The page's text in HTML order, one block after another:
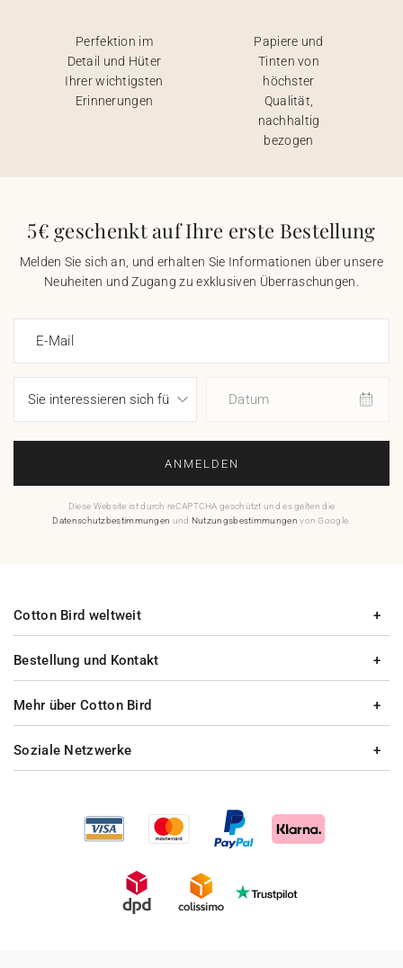
Perfektion im
Detail und Hüter
Ihrer wichtigsten
Erinnerungen
Papiere und
Tinten von
höchster
Qualität,
nachhaltig
bezogen
5€ geschenkt auf Ihre erste Bestellung
Melden Sie sich an, und erhalten Sie Informationen über unsere
Neuheiten und Zugang zu exklusiven Überraschungen.
E-Mail
Datum
ANMELDEN
Diese Website ist durch reCAPTCHA geschützt und es gelten die
Datenschutzbestimmungen und Nutzungsbestimmungen von Google.
Bestellung und Kontakt
Mehr über Cotton Bird
Cotton Bird weltweit
Soziale Netzwerke